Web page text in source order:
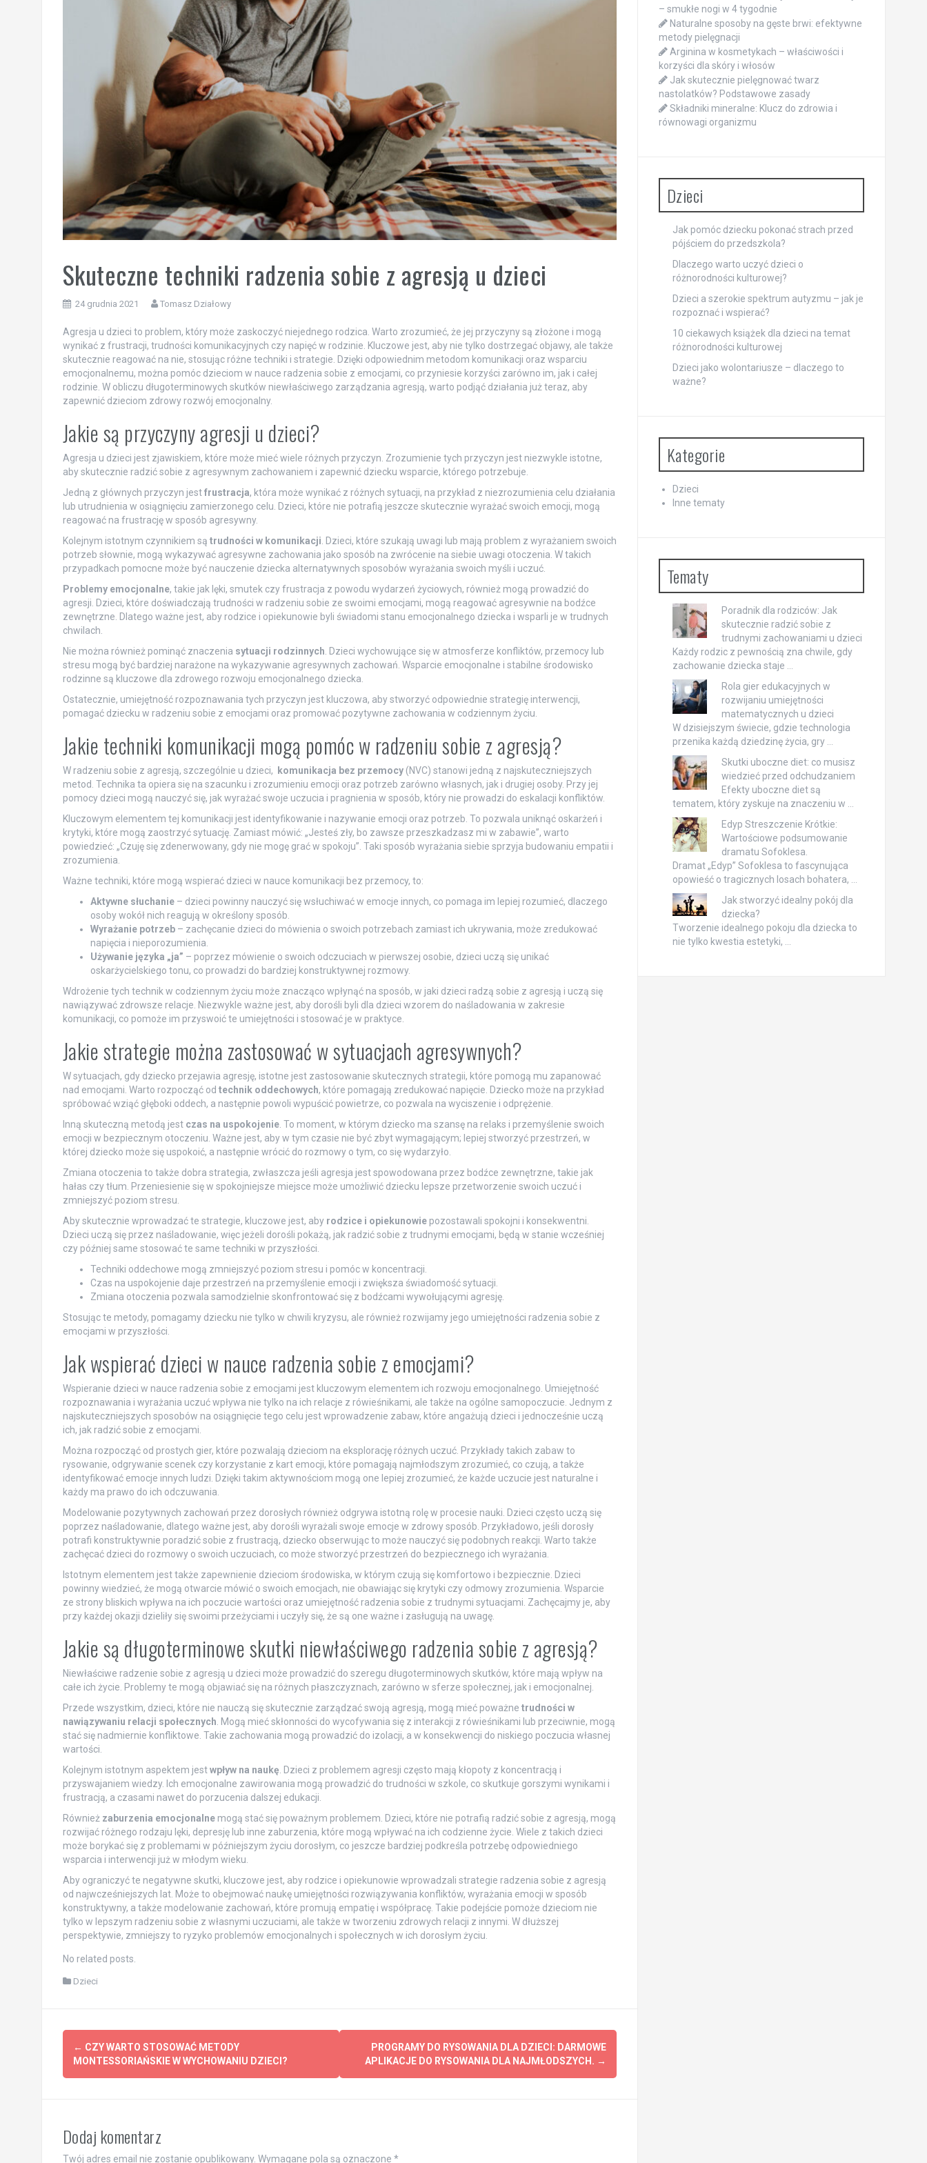
Skuteczne techniki radzenia sobie z agresją u dzieci
24 grudnia 2021 Tomasz Działowy
Agresja u dzieci to problem, który może zaskoczyć niejednego rodzica. Warto zrozumieć, że jej przyczyny są złożone i mogą
wynikać z frustracji, trudności komunikacyjnych czy napięć w rodzinie. Kluczowe jest, aby nie tylko dostrzegać objawy, ale także
skutecznie reagować na nie, stosując różne techniki i strategie. Dzięki odpowiednim metodom komunikacji oraz wsparciu
emocjonalnemu, można pomóc dzieciom w nauce radzenia sobie z emocjami, co przyniesie korzyści zarówno im, jak i całej
rodzinie. W obliczu długoterminowych skutków niewłaściwego zarządzania agresją, warto podjąć działania już teraz, aby
zapewnić dzieciom zdrowy rozwój emocjonalny.
Jakie są przyczyny agresji u dzieci?
Agresja u dzieci jest zjawiskiem, które może mieć wiele różnych przyczyn. Zrozumienie tych przyczyn jest niezwykle istotne,
aby skutecznie radzić sobie z agresywnym zachowaniem i zapewnić dziecku wsparcie, którego potrzebuje.
Jedną z głównych przyczyn jestfrustracja, która może wynikać z różnych sytuacji, na przykład z niezrozumienia celu działania
lub utrudnienia w osiągnięciu zamierzonego celu. Dzieci, które nie potrafią jeszcze skutecznie wyrażać swoich emocji, mogą
reagować na frustrację w sposób agresywny.
Kolejnym istotnym czynnikiem są trudności w komunikacji . Dzieci, które szukają uwagi lub mają problem z wyrażaniem swoich
potrzeb słownie, mogą wykazywać agresywne zachowania jako sposób na zwrócenie na siebie uwagi otoczenia. W takich
przypadkach pomocne może być nauczenie dziecka alternatywnych sposobów wyrażania swoich myśli i uczuć.
Problemy emocjonalne, takie jak lęki, smutek czy frustracja z powodu wydarzeń życiowych, również mogą prowadzić do
agresji. Dzieci, które doświadczają trudności w radzeniu sobie ze swoimi emocjami, mogą reagować agresywnie na bodźce
zewnętrzne. Dlatego ważne jest, aby rodzice i opiekunowie byli świadomi stanu emocjonalnego dziecka i wsparli je w trudnych
chwilach.
Nie można również pominąć znaczenia sytuacji rodzinnych . Dzieci wychowujące się w atmosferze konfliktów, przemocy lub
stresu mogą być bardziej narażone na wykazywanie agresywnych zachowań. Wsparcie emocjonalne i stabilne środowisko
rodzinne są kluczowe dla zdrowego rozwoju emocjonalnego dziecka.
Ostatecznie, umiejętność rozpoznawania tych przyczyn jest kluczowa, aby stworzyć odpowiednie strategię interwencji,
pomagać dziecku w radzeniu sobie z emocjami oraz promować pozytywne zachowania w codziennym życiu.
Jakie techniki komunikacji mogą pomóc w radzeniu sobie z agresją?
W radzeniu sobie z agresją, szczególnie u dzieci, komunikacja bez przemocy(NVC) stanowi jedną z najskuteczniejszych
metod. Technika ta opiera się na szacunku i zrozumieniu emocji oraz potrzeb zarówno własnych, jak i drugiej osoby. Przy jej
pomocy dzieci mogą nauczyć się, jak wyrażać swoje uczucia i pragnienia w sposób, który nie prowadzi do eskalacji konfliktów.
Kluczowym elementem tej komunikacji jest identyfikowanie i nazywanie emocji oraz potrzeb. To pozwala uniknąć oskarżeń i
krytyki, które mogą zaostrzyć sytuację. Zamiast mówić: „Jesteś zły, bo zawsze przeszkadzasz mi w zabawie”, warto
powiedzieć: „Czuję się zdenerwowany, gdy nie mogę grać w spokoju”. Taki sposób wyrażania siebie sprzyja budowaniu empatii i
zrozumienia.
Ważne techniki, które mogą wspierać dzieci w nauce komunikacji bez przemocy, to:
Aktywne słuchanie– dzieci powinny nauczyć się wsłuchiwać w emocje innych, co pomaga im lepiej rozumieć, dlaczego
osoby wokół nich reagują w określony sposób.
Wyrażanie potrzeb– zachęcanie dzieci do mówienia o swoich potrzebach zamiast ich ukrywania, może zredukować
napięcia i nieporozumienia.
Używanie języka „ja” – poprzez mówienie o swoich odczuciach w pierwszej osobie, dzieci uczą się unikać
oskarżycielskiego tonu, co prowadzi do bardziej konstruktywnej rozmowy.
Wdrożenie tych technik w codziennym życiu może znacząco wpłynąć na sposób, w jaki dzieci radzą sobie z agresją i uczą się
nawiązywać zdrowsze relacje. Niezwykle ważne jest, aby dorośli byli dla dzieci wzorem do naśladowania w zakresie
komunikacji, co pomoże im przyswoić te umiejętności i stosować je w praktyce.
Jakie strategie można zastosować w sytuacjach agresywnych?
W sytuacjach, gdy dziecko przejawia agresję, istotne jest zastosowanie skutecznych strategii, które pomogą mu zapanować
nad emocjami. Warto rozpocząć od technik oddechowych, które pomagają zredukować napięcie. Dziecko może na przykład
spróbować wziąć głęboki oddech, a następnie powoli wypuścić powietrze, co pozwala na wyciszenie i odprężenie.
Inną skuteczną metodą jest czas na uspokojenie. To moment, w którym dziecko ma szansę na relaks i przemyślenie swoich
emocji w bezpiecznym otoczeniu. Ważne jest, aby w tym czasie nie być zbyt wymagającym; lepiej stworzyć przestrzeń, w
której dziecko może się uspokoić, a następnie wrócić do rozmowy o tym, co się wydarzyło.
Zmiana otoczenia to także dobra strategia, zwłaszcza jeśli agresja jest spowodowana przez bodźce zewnętrzne, takie jak
hałas czy tłum. Przeniesienie się w spokojniejsze miejsce może umożliwić dziecku lepsze przetworzenie swoich uczuć i
zmniejszyć poziom stresu.
Aby skutecznie wprowadzać te strategie, kluczowe jest, aby rodzice i opiekunowiepozostawali spokojni i konsekwentni.
Dzieci uczą się przez naśladowanie, więc jeżeli dorośli pokażą, jak radzić sobie z trudnymi emocjami, będą w stanie wcześniej
czy później same stosować te same techniki w przyszłości.
Techniki oddechowe mogą zmniejszyć poziom stresu i pomóc w koncentracji.
Czas na uspokojenie daje przestrzeń na przemyślenie emocji i zwiększa świadomość sytuacji.
Zmiana otoczenia pozwala samodzielnie skonfrontować się z bodźcami wywołującymi agresję.
Stosując te metody, pomagamy dziecku nie tylko w chwili kryzysu, ale również rozwijamy jego umiejętności radzenia sobie z
emocjami w przyszłości.
Jak wspierać dzieci w nauce radzenia sobie z emocjami?
Wspieranie dzieci w nauce radzenia sobie z emocjami jest kluczowym elementem ich rozwoju emocjonalnego. Umiejętność
rozpoznawania i wyrażania uczuć wpływa nie tylko na ich relacje z rówieśnikami, ale także na ogólne samopoczucie. Jednym z
najskuteczniejszych sposobów na osiągnięcie tego celu jest wprowadzenie zabaw, które angażują dzieci i jednocześnie uczą
ich, jak radzić sobie z emocjami.
Można rozpocząć od prostych gier, które pozwalają dzieciom na eksplorację różnych uczuć. Przykłady takich zabaw to
rysowanie, odgrywanie scenek czy korzystanie z kart emocji, które pomagają najmłodszym zrozumieć, co czują, a także
identyfikować emocje innych ludzi. Dzięki takim aktywnościom mogą one lepiej zrozumieć, że każde uczucie jest naturalne i
każdy ma prawo do ich odczuwania.
Modelowanie pozytywnych zachowań przez dorosłych również odgrywa istotną rolę w procesie nauki. Dzieci często uczą się
poprzez naśladowanie, dlatego ważne jest, aby dorośli wyrażali swoje emocje w zdrowy sposób. Przykładowo, jeśli dorosły
potrafi konstruktywnie poradzić sobie z frustracją, dziecko obserwując to może nauczyć się podobnych reakcji. Warto także
zachęcać dzieci do rozmowy o swoich uczuciach, co może stworzyć przestrzeń do bezpiecznego ich wyrażania.
Istotnym elementem jest także zapewnienie dzieciom środowiska, w którym czują się komfortowo i bezpiecznie. Dzieci
powinny wiedzieć, że mogą otwarcie mówić o swoich emocjach, nie obawiając się krytyki czy odmowy zrozumienia. Wsparcie
ze strony bliskich wpływa na ich poczucie wartości oraz umiejętność radzenia sobie z trudnymi sytuacjami. Zachęcajmy je, aby
przy każdej okazji dzieliły się swoimi przeżyciami i uczyły się, że są one ważne i zasługują na uwagę.
Jakie są długoterminowe skutki niewłaściwego radzenia sobie z agresją?
Niewłaściwe radzenie sobie z agresją u dzieci może prowadzić do szeregu długoterminowych skutków, które mają wpływ na
całe ich życie. Problemy te mogą objawiać się na różnych płaszczyznach, zarówno w sferze społecznej, jak i emocjonalnej.
Przede wszystkim, dzieci, które nie nauczą się skutecznie zarządzać swoją agresją, mogą mieć poważne trudności w
nawiązywaniu relacji społecznych . Mogą mieć skłonności do wycofywania się z interakcji z rówieśnikami lub przeciwnie, mogą
stać się nadmiernie konfliktowe. Takie zachowania mogą prowadzić do izolacji, a w konsekwencji do niskiego poczucia własnej
wartości.
Kolejnym istotnym aspektem jestwpływ na naukę . Dzieci z problemem agresji często mają kłopoty z koncentracją i
przyswajaniem wiedzy. Ich emocjonalne zawirowania mogą prowadzić do trudności w szkole, co skutkuje gorszymi wynikami i
frustracją, a czasami nawet do porzucenia dalszej edukacji.
Również zaburzenia emocjonalnemogą stać się poważnym problemem. Dzieci, które nie potrafią radzić sobie z agresją, mogą
rozwijać różnego rodzaju lęki, depresję lub inne zaburzenia, które mogą wpływać na ich codzienne życie. Wiele z takich dzieci
może borykać się z problemami w późniejszym życiu dorosłym, co jeszcze bardziej podkreśla potrzebę odpowiedniego
wsparcia i interwencji już w młodym wieku.
Aby ograniczyć te negatywne skutki, kluczowe jest, aby rodzice i opiekunowie wprowadzali strategie radzenia sobie z agresją
od najwcześniejszych lat. Może to obejmować naukę umiejętności rozwiązywania konfliktów, wyrażania emocji w sposób
konstruktywny, a także modelowanie zachowań, które promują empatię i współpracę. Takie podejście pomoże dzieciom nie
tylko w lepszym radzeniu sobie z własnymi uczuciami, ale także w tworzeniu zdrowych relacji z innymi. W dłuższej
perspektywie, zmniejszy to ryzyko problemów emocjonalnych i społecznych w ich dorosłym życiu.
No related posts.
Dzieci
Post
navigation
← CZY WARTO STOSOWAĆ METODY
MONTESSORIAŃSKIE W WYCHOWANIU DZIECI?
PROGRAMY DO RYSOWANIA DLA DZIECI: DARMOWE
APLIKACJE DO RYSOWANIA DLA NAJMŁODSZYCH. →
Dodaj komentarz
Twój adres email nie zostanie opublikowany. Wymagane pola są oznaczone *
– smukłe nogi w 4 tygodnie
Naturalne sposoby na gęste brwi: efektywne
metody pielęgnacji
Arginina w kosmetykach – właściwości i
korzyści dla skóry i włosów
Jak skutecznie pielęgnować twarz
nastolatków? Podstawowe zasady
Składniki mineralne: Klucz do zdrowia i
równowagi organizmu
Dzieci
Jak pomóc dziecku pokonać strach przed
pójściem do przedszkola?
Dlaczego warto uczyć dzieci o
różnorodności kulturowej?
Dzieci a szerokie spektrum autyzmu – jak je
rozpoznać i wspierać?
10 ciekawych książek dla dzieci na temat
różnorodności kulturowej
Dzieci jako wolontariusze – dlaczego to
ważne?
Kategorie
Dzieci
Inne tematy
Tematy
Poradnik dla rodziców: Jak
skutecznie radzić sobie z
trudnymi zachowaniami u dzieci
Każdy rodzic z pewnością zna chwile, gdy
zachowanie dziecka staje …
Rola gier edukacyjnych w
rozwijaniu umiejętności
matematycznych u dzieci
W dzisiejszym świecie, gdzie technologia
przenika każdą dziedzinę życia, gry …
Skutki uboczne diet: co musisz
wiedzieć przed odchudzaniem
Efekty uboczne diet są
tematem, który zyskuje na znaczeniu w …
Edyp Streszczenie Krótkie:
Wartościowe podsumowanie
dramatu Sofoklesa.
Dramat „Edyp” Sofoklesa to fascynująca
opowieść o tragicznych losach bohatera, …
Jak stworzyć idealny pokój dla
dziecka?
Tworzenie idealnego pokoju dla dziecka to
nie tylko kwestia estetyki, …